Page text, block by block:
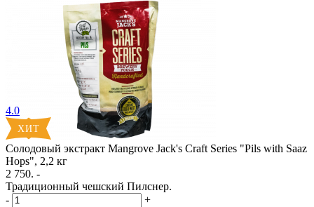
4.0
Солодовый экстракт Mangrove Jack's Craft Series "Pils with Saaz
Hops", 2,2 кг
2 750. -
Традиционный чешский Пилснер.
-
+